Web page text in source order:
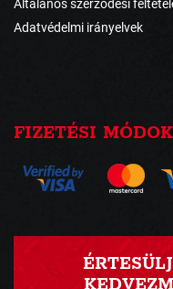
Általános szerződési
Adatvédelmi irányelvek
FIZETÉSI MÓDOK